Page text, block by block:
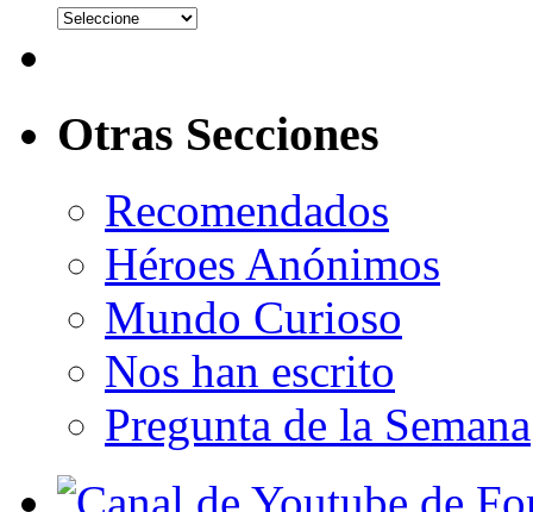
Otras Secciones
Recomendados
Héroes Anónimos
Mundo Curioso
Nos han escrito
Pregunta de la Semana